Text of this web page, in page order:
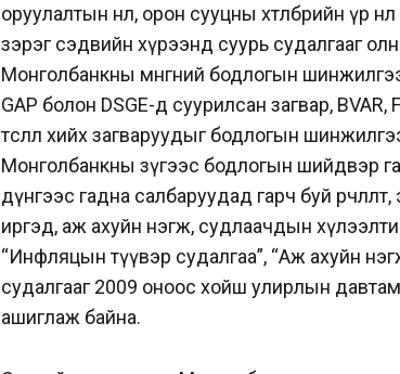
оруулалтын нөлөө, орон сууцны хөтөлбөрийн үр
зэрэг сэдвийн хүрээнд суурь судалгааг
Монголбанкны мөнгөний бодлогын
GAP болон DSGE-д суурилсан загвар, BVAR,
төсөөлөл хийх загваруудыг бодлогын
Монголбанкны зүгээс бодлогын шийдвэр
дүнгээс гадна салбаруудад гарч буй
иргэд, аж ахуйн нэгж, судлаачдын
“Инфляцын түүвэр судалгаа”, “Аж ахуйн
судалгааг 2009 оноос хойш улирлын
ашиглаж байна.